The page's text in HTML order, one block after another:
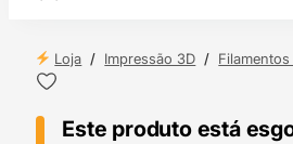
Loja / Impressão 3D / Filamentos
Este produto está